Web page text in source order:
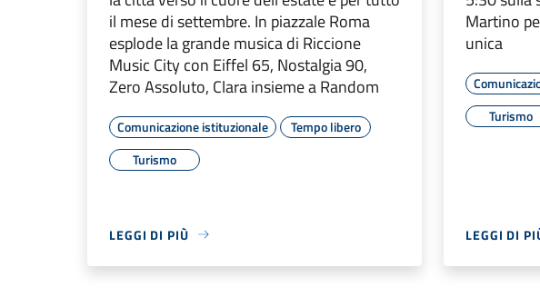
il mese di settembre. In piazzale Roma
esplode la grande musica di Riccione
Music City con Eiffel 65, Nostalgia 90,
Zero Assoluto, Clara insieme a Random
Comunicazione istituzionale
Tempo libero
Turismo
LEGGI DI PIÙ
Martino
unica
Turismo
LEGGI DI